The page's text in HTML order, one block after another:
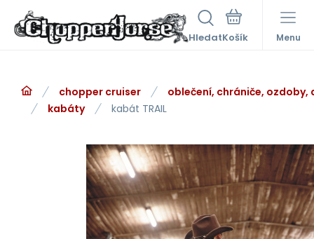
Hledat Menu
chopper cruiser
oblečení, chrániče, ozdoby,
kabáty
kabát TRAIL